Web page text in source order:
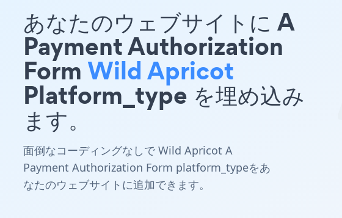
あなたのウェブサイトに A
Payment Authorization
FormWild Apricot
Platform_type を埋め込み
ます。
面倒なコーディングなしで Wild Apricot A
Payment Authorization Form platform_typeをあ
なたのウェブサイトに追加できます。